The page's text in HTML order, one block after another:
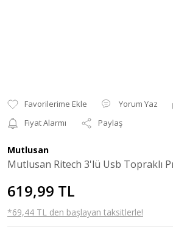
Yorum Yaz
Fiyat Alarmı
Paylaş
Mutlusan
Mutlusan Ritech 3'lü Usb Topraklı
619,99 TL
*69,44 TL den başlayan taksitlerle!